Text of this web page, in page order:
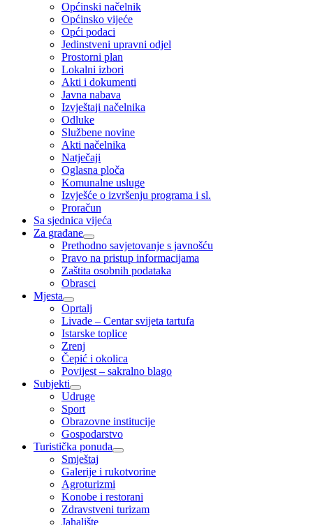
Općinski načelnik
Općinsko vijeće
Opći podaci
Jedinstveni upravni odjel
Prostorni plan
Lokalni izbori
Akti i dokumenti
Javna nabava
Izvještaji načelnika
Odluke
Službene novine
Akti načelnika
Natječaji
Oglasna ploča
Komunalne usluge
Izvješće o izvršenju programa i sl.
Proračun
Sa sjednica vijeća
Za građane
Prethodno savjetovanje s javnošću
Pravo na pristup informacijama
Zaštita osobnih podataka
Obrasci
Mjesta
Oprtalj
Livade – Centar svijeta tartufa
Istarske toplice
Zrenj
Čepić i okolica
Povijest – sakralno blago
Subjekti
Udruge
Sport
Obrazovne institucije
Gospodarstvo
Turistička ponuda
Smještaj
Galerije i rukotvorine
Agroturizmi
Konobe i restorani
Zdravstveni turizam
Jahalište